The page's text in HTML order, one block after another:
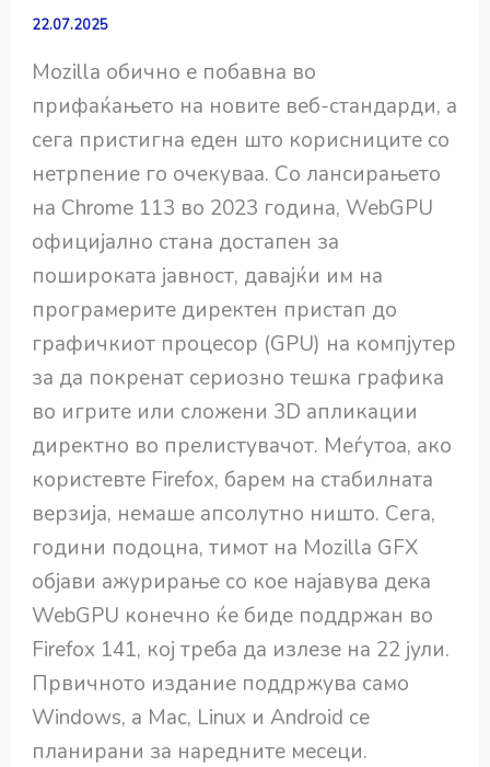
22.07.2025
Mozilla обично е побавна во
прифаќањето на новите веб-стандарди, а
сега пристигна еден што корисниците со
нетрпение го очекуваа. Со лансирањето
на Chrome 113 во 2023 година, WebGPU
официјално стана достапен за
пошироката јавност, давајќи им на
програмерите директен пристап до
графичкиот процесор (GPU) на компјутер
за да покренат сериозно тешка графика
во игрите или сложени 3D апликации
директно во прелистувачот. Меѓутоа, ако
користевте Firefox, барем на стабилната
верзија, немаше апсолутно ништо. Сега,
години подоцна, тимот на Mozilla GFX
објави ажурирање со кое најавува дека
WebGPU конечно ќе биде поддржан во
Firefox 141, кој треба да излезе на 22 јули.
Првичното издание поддржува само
Windows, а Mac, Linux и Android се
планирани за наредните месеци.